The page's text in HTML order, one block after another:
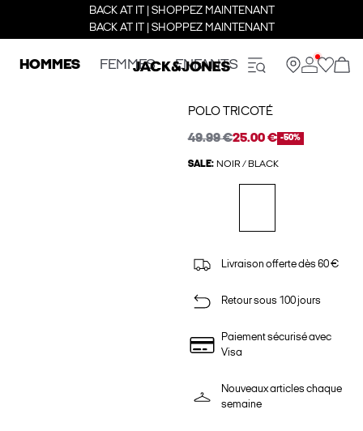
BACK AT IT | SHOPPEZ MAINTENANT
BACK AT IT | SHOPPEZ MAINTENANT
HOMMES FEMMES ENFANTS
POLO TRICOTÉ
49.99 €25.00 € -50%
SALE: NOIR / BLACK
Livraison offerte dès 60 €
Retour sous 100 jours
Paiement sécurisé avec
Visa
Nouveaux articles chaque
semaine